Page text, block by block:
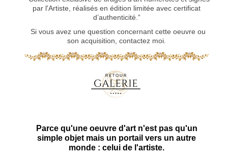
par l'Artiste, réalisés en édition limitée avec certificat
d’authenticité.”
Si vous avez une question concernant cette oeuvre ou
son acquisition, contactez moi.
Parce qu'une oeuvre d'art n'est pas qu'un
simple objet mais un portail vers un autre
monde : celui de l'artiste.